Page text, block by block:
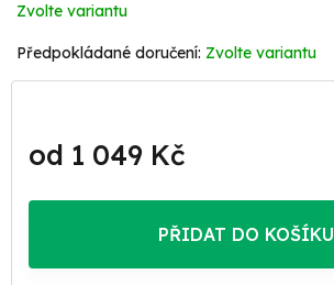
Zvolte variantu
Zvolte variantu
od 1 049 Kč
cena:
PŘIDAT DO KOŠÍKU